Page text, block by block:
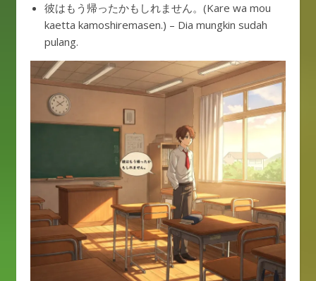
彼はもう帰ったかもしれません。(Kare wa mou
kaetta kamoshiremasen.) – Dia mungkin sudah
pulang.